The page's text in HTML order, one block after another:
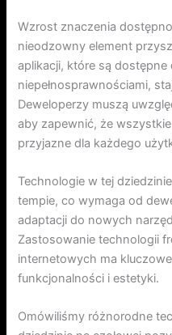
Wzrost znaczenia
nieodzowny element
aplikacji, które są
niepełnosprawnościami,
Deweloperzy muszą
aby zapewnić, że
przyjazne dla każdego
Technologie w tej
tempie, co wymaga od
adaptacji do nowych
Zastosowanie technologii
internetowych ma
funkcjonalności i estetyki.
Omówiliśmy różnorodne